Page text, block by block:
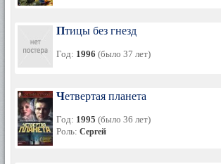
Птицы без гнезд
Год: 1996 (было 37 лет)
Четвертая планета
Год: 1995 (было 36 лет)
Роль: Сергей